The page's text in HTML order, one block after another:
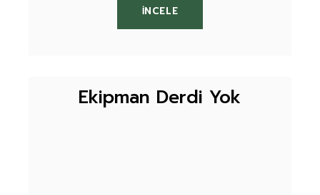
İNCELE
Ekipman Derdi Yok